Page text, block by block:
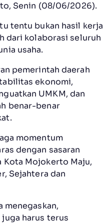
Senin (08/06/2026).
tentu bukan hasil kerja
dari kolaborasi seluruh
usaha.
pemerintah daerah
ekonomi,
UMKM, dan
benar-benar
momentum
dengan sasaran
Kota Mojokerto Maju,
Sejahtera dan
menegaskan,
harus terus